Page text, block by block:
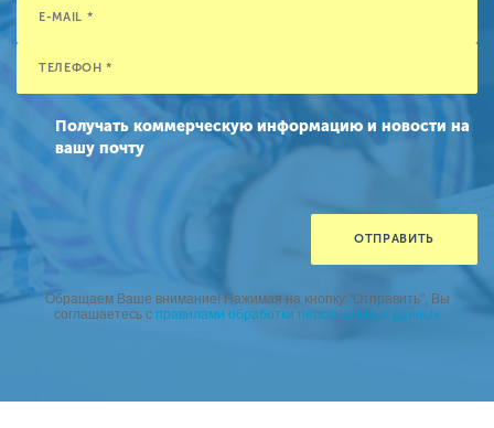
Получать коммерческую информацию и новости на
вашу почту
Обращаем Ваше внимание! Нажимая на кнопку "Отправить", Вы
соглашаетесь с правилами обработки персональных данных